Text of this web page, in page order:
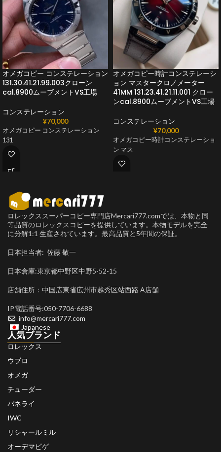
オメガコピー コンステレーション
131.30.41.21.99.003クローン
cal.8900ムーブメントVS工場
コンステレーション
¥70,000
オメガコピー コンステレーション
131
オメガコピー時計コンステレーシ
ョン マスタークロノメーター
41MM 131.23.41.21.11.001 クロー
ンcal.8900ムーブメントVS工場
コンステレーション
¥70,000
オメガコピー時計コンステレーショ
ン マス
ロレックススーパーコピー専門店Mercari777.comでは、本物と同
等品質のロレックスコピーを提供しています。本物モデルを完全
に分解1:1 生産されています。最高品質と5年間の保証。
日本担当者: 佐藤 敬一
日本倉庫:東京都中野区中野5-52-15
店舗住所：中国広東省広州市越秀区站西路 A店舗
IP電話番号:050-7706-6688
info@mercari777.com
Japanese
人気ブランド
ロレックス
ウブロ
オメガ
チューダー
パネライ
IWC
リシャールミル
オーデマピゲ